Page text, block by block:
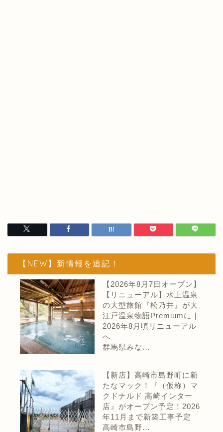
【NEW】新情報を追記！
【2026年8月7日オープン】
【リニューアル】水上温泉
の大型旅館『松乃井』が大
江戸温泉物語Premiumに｜
2026年8月頃リニューアル
へ
群馬県みな…
【新店】高崎市島野町に新
たなマック！『（仮称）マ
クドナルド 高崎インター
店』がオープン予定！2026
年11月まで新築工事予定
高崎市島野…